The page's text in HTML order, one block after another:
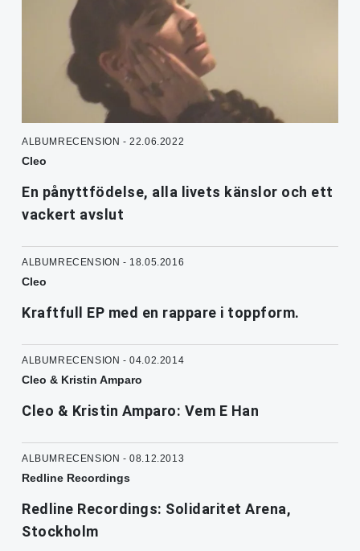
ALBUMRECENSION - 22.06.2022
Cleo
En pånyttfödelse, alla livets känslor och ett
vackert avslut
ALBUMRECENSION - 18.05.2016
Cleo
Kraftfull EP med en rappare i toppform.
ALBUMRECENSION - 04.02.2014
Cleo & Kristin Amparo
Cleo & Kristin Amparo: Vem E Han
ALBUMRECENSION - 08.12.2013
Redline Recordings
Redline Recordings: Solidaritet Arena,
Stockholm